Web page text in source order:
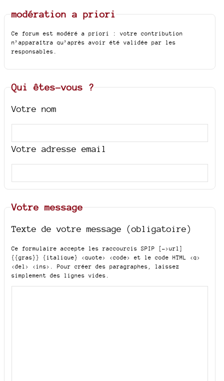
modération a priori
Ce forum est modéré a priori : votre contribution
n’apparaîtra qu’après avoir été validée par les
responsables.
Qui êtes-vous ?
Votre nom
Votre adresse email
Votre message
Texte de votre message (obligatoire)
Ce formulaire accepte les raccourcis SPIP
[->url]
{{gras}} {italique} <quote> <code>
et le code HTML <q>
<del> <ins>
. Pour créer des paragraphes, laissez
simplement des lignes vides.